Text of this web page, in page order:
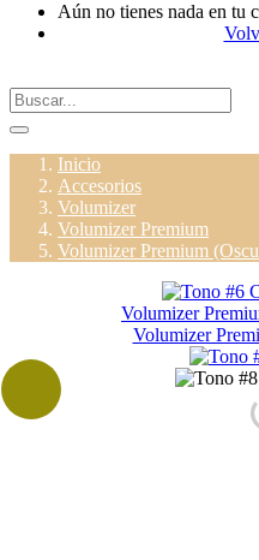
Aún no tienes nada en tu
Inicio
Accesorios
Volumizer
Volumizer Premium
Volumizer Premium
Volumizer
Volumizer